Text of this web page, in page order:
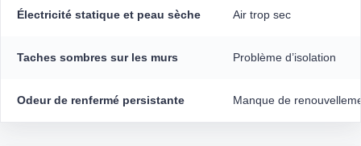
Électricité statique et peau sèche Air trop sec
Taches sombres sur les murs Problème d’isolation
Odeur de renfermé persistante Manque de